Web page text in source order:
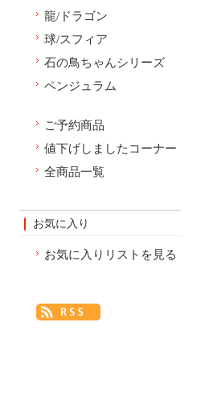
龍/ドラゴン
球/スフィア
石の鳥ちゃんシリーズ
ペンジュラム
ご予約商品
値下げしましたコーナー
全商品一覧
お気に入り
お気に入りリストを見る